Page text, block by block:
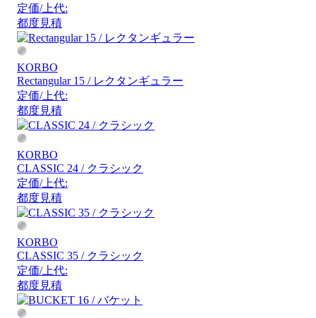
定価/上代:
都度見積
KORBO
Rectangular 15 / レクタンギュラー
定価/上代:
都度見積
KORBO
CLASSIC 24 / クラシック
定価/上代:
都度見積
KORBO
CLASSIC 35 / クラシック
定価/上代:
都度見積